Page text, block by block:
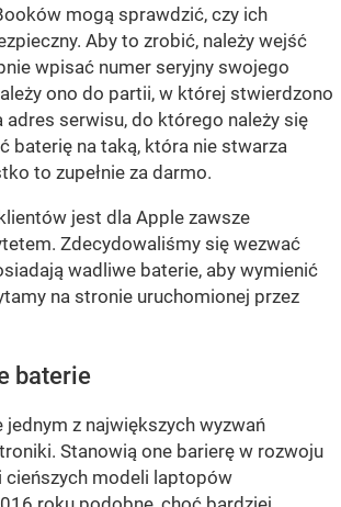
mogą sprawdzić, czy ich
Aby to zrobić, należy wejść
wpisać numer seryjny swojego
ono do partii, w której stwierdzono
adres serwisu, do którego należy się
baterię na taką, która nie stwarza
to zupełnie za darmo.
jest dla Apple zawsze
Zdecydowaliśmy się wezwać
wadliwe baterie, aby wymienić
na stronie uruchomionej przez
baterie
jednym z największych wyzwań
Stanowią one barierę w rozwoju
cieńszych modeli laptopów